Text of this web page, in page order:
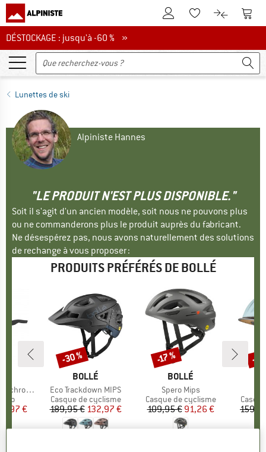
Vers le compte client
Vers la liste
Vers le
DÉSTOCKAGE : jusqu'à -60 %
DÉSTOCKAGE : jusqu'à -60 % »
Lunettes de ski
Alpiniste Hannes
"LE PRODUIT N'EST PLUS DISPONIBLE."
Soit il s'agit d'un ancien modèle, soit nous ne pouvons plus
ou ne commanderons plus le produit auprès du fabricant.
Ne désespérez pas, nous avons naturellement des solutions
de rechange à vous proposer :
PRODUITS PRÉFÉRÉS DE BOLLÉ
(VLT 62-9%)
réduit
€
MARQUE
BOLLÉ
Article
Eco Trackdown MIPS
Product group
Casque de cyclisme
Prix
189,95 € Prix réduit
132,97 €
Remise
-30 %
MARQUE
BOLLÉ
Article
Spero Mips
Product group
Casque de cyclisme
Prix
109,95 €Prix réduit
91,26 €
Remise
-17 % -